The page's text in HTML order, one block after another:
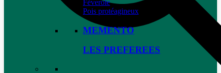
Féverole
Pois protéagineux
MEMENTO
LES PREFEREES